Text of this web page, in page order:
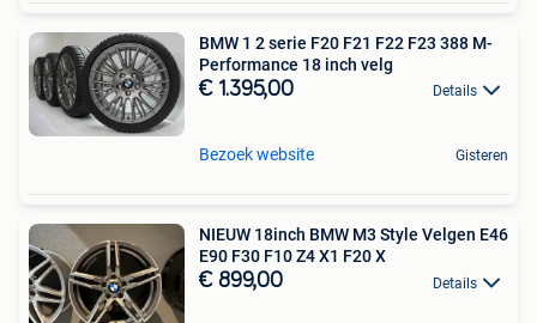
BMW 1 2 serie F20 F21 F22 F23 388 M-
Performance 18 inch velg
€ 1.395,00 Details
Bezoek website Gisteren
NIEUW 18inch BMW M3 Style Velgen E46
E90 F30 F10 Z4 X1 F20 X
€ 899,00 Details